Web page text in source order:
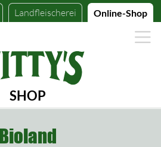
Landfleischerei Online-Shop
SHOP
Bioland